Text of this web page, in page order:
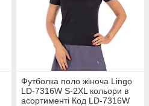
Футболка поло жіноча Lingo
LD-7316W S-2XL кольори в
асортименті Код LD-7316W